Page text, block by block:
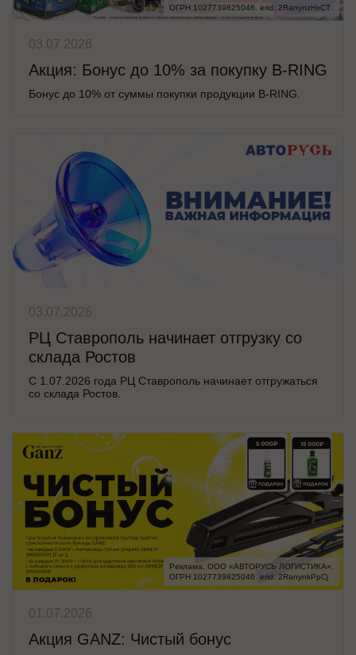
ОГРН 1027739825046. erid: 2RanynzHxCT
03.07.2026
Акция: Бонус до 10% за покупку B-RING
Бонус до 10% от суммы покупки продукции B-RING.
03.07.2026
РЦ Ставрополь начинает отгрузку со
склада Ростов
С 1.07.2026 года РЦ Ставрополь начинает отгружаться
со склада Ростов.
Реклама. ООО «АВТОРУСЬ ЛОГИСТИКА».
ОГРН 1027739825046. erid: 2RanynkPpCj
01.07.2026
Акция GANZ: Чистый бонус